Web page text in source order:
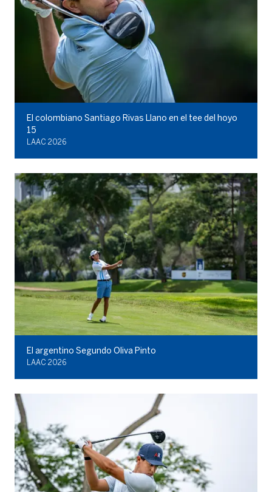
El colombiano Santiago Rivas Llano en el tee del hoyo
15
LAAC 2026
El argentino Segundo Oliva Pinto
LAAC 2026